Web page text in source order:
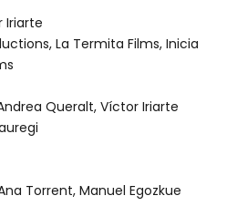
Iriarte
La Termita Films, Inicia
Queralt, Víctor Iriarte
Torrent, Manuel Egozkue